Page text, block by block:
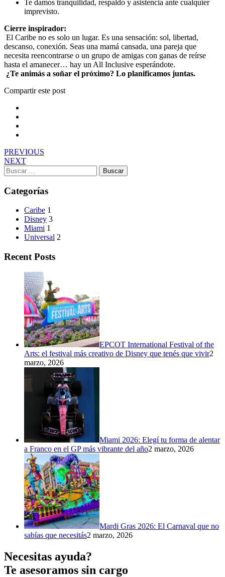
Te damos tranquilidad, respaldo y asistencia ante cualquier
imprevisto.
Cierre inspirador:
El Caribe no es solo un lugar. Es una sensación: sol, libertad,
descanso, conexión. Seas una mamá cansada, una pareja que
necesita reencontrarse o un grupo de amigas con ganas de reírse
hasta el amanecer… hay un All Inclusive esperándote.
¿Te animás a soñar el próximo? Lo planificamos juntas.
Compartir este post
PREVIOUS
NEXT
Buscar:
Categorías
Caribe 1
Disney 3
Miami 1
Universal 2
Recent Posts
EPCOT International Festival of the
Arts: el festival más creativo de Disney que tenés que vivir2
marzo, 2026
Miami 2026: Elegí tu forma de alentar
a Franco en el GP más vibrante del año2 marzo, 2026
Mardi Gras 2026: El Carnaval que no
sabías que necesitás2 marzo, 2026
Necesitas ayuda?
Te asesoramos sin cargo